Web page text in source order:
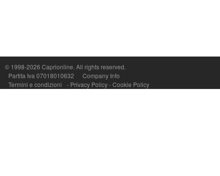
© 1998-2026 Caprionline. All rights reserved.
Partita Iva 07018010632
Company Info
Termini e condizioni
- Privacy Policy-Cookie Policy
Capri On Line Srl, Via Le Botteghe 10a - 80073 CAPRI (NA) Italy
P.Iva, C.F. e n.Reg.Imprese Napoli: 07018010632 - Rea n.557643